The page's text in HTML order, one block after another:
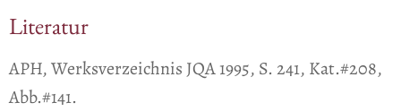
Literatur
APH, Werksverzeichnis JQA 1995, S. 241, Kat.#208,
Abb.#141.